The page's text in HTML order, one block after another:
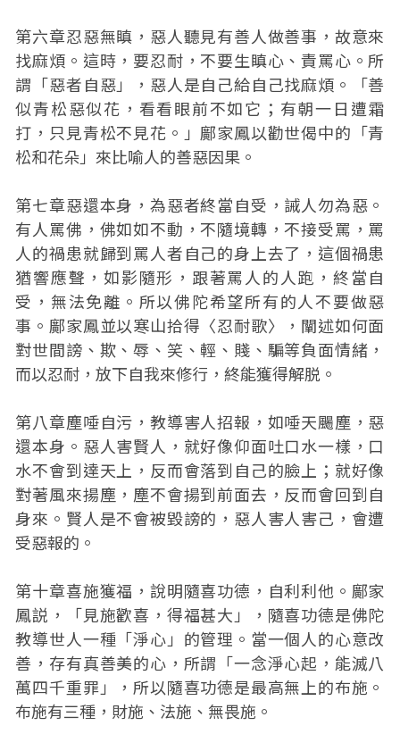
第六章忍惡無瞋，惡人聽見有善人做善事，故意來
找麻煩。這時，要忍耐，不要生瞋心、責罵心。所
謂「惡者自惡」，惡人是自己給自己找麻煩。「善
似青松惡似花，看看眼前不如它；有朝一日遭霜
打，只見青松不見花。」鄺家鳳以勸世偈中的「青
松和花朵」來比喻人的善惡因果。
第七章惡還本身，為惡者終當自受，誡人勿為惡。
有人罵佛，佛如如不動，不隨境轉，不接受罵，罵
人的禍患就歸到罵人者自己的身上去了，這個禍患
猶響應聲，如影隨形，跟著罵人的人跑，終當自
受，無法免離。所以佛陀希望所有的人不要做惡
事。鄺家鳳並以寒山拾得〈忍耐歌〉，闡述如何面
對世間謗、欺、辱、笑、輕、賤、騙等負面情緒，
而以忍耐，放下自我來修行，終能獲得解脱。
第八章塵唾自污，教導害人招報，如唾天颺塵，惡
還本身。惡人害賢人，就好像仰面吐口水一樣，口
水不會到達天上，反而會落到自己的臉上；就好像
對著風來揚塵，塵不會揚到前面去，反而會回到自
身來。賢人是不會被毀謗的，惡人害人害己，會遭
受惡報的。
第十章喜施獲福，說明隨喜功德，自利利他。鄺家
鳳説，「見施歡喜，得福甚大」，隨喜功德是佛陀
教導世人一種「淨心」的管理。當一個人的心意改
善，存有真善美的心，所謂「一念淨心起，能滅八
萬四千重罪」，所以隨喜功德是最高無上的布施。
布施有三種，財施、法施、無畏施。